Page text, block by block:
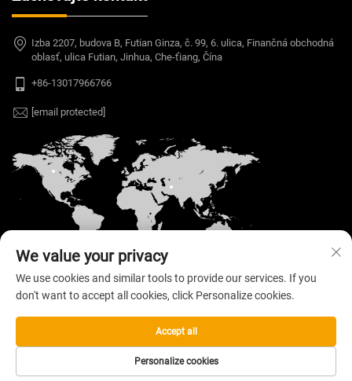
Izba 2207, budova B, Futian Ginza, č. 99, 6. ulica, Finančná obchodná
oblasť, ulica Futian, Jinhua, Che-ťiang, Čína
+86-13017966766
[email protected]
Autorské práva © 2026 Welloo Electronic
Technology Co., Ltd. Vyhradené všetky práva. —
Zásady ochrany súkromia
We value your privacy
We use cookies and similar tools to provide our services. If you
don't want to accept all cookies, click Personalize cookies.
Personalize cookies
Accept all